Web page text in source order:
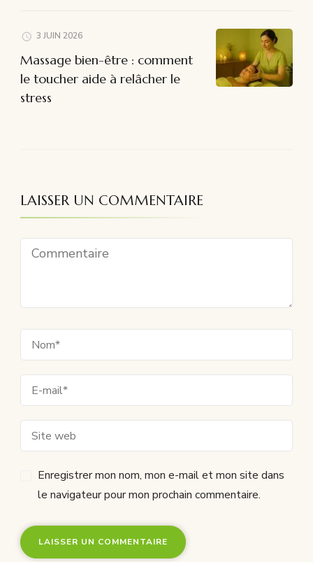
3 JUIN 2026
Massage bien-être : comment
le toucher aide à relâcher le
stress
LAISSER UN COMMENTAIRE
Enregistrer mon nom, mon e-mail et mon site dans
le navigateur pour mon prochain commentaire.